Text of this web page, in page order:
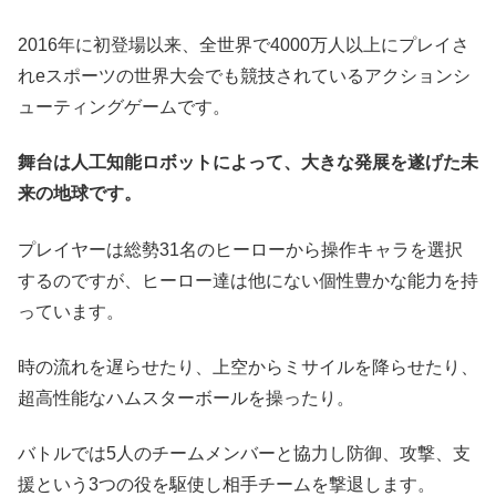
2016年に初登場以来、全世界で4000万人以上にプレイさ
れeスポーツの世界大会でも競技されているアクションシ
ューティングゲームです。
舞台は人工知能ロボットによって、大きな発展を遂げた未
来の地球です。
プレイヤーは総勢31名のヒーローから操作キャラを選択
するのですが、ヒーロー達は他にない個性豊かな能力を持
っています。
時の流れを遅らせたり、上空からミサイルを降らせたり、
超高性能なハムスターボールを操ったり。
バトルでは5人のチームメンバーと協力し防御、攻撃、支
援という3つの役を駆使し相手チームを撃退します。